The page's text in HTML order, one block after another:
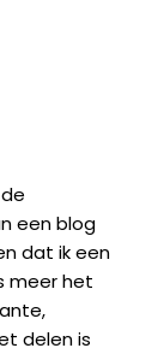
een blog
dat ik een
meer het
delen is